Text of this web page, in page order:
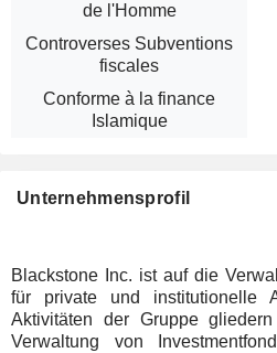
de l'Homme
Controverses Subventions
fiscales
Conforme à la finance
Islamique
Unternehmensprofil
Blackstone Inc. ist auf die
für private und institutionelle
Aktivitäten der Gruppe
Verwaltung von